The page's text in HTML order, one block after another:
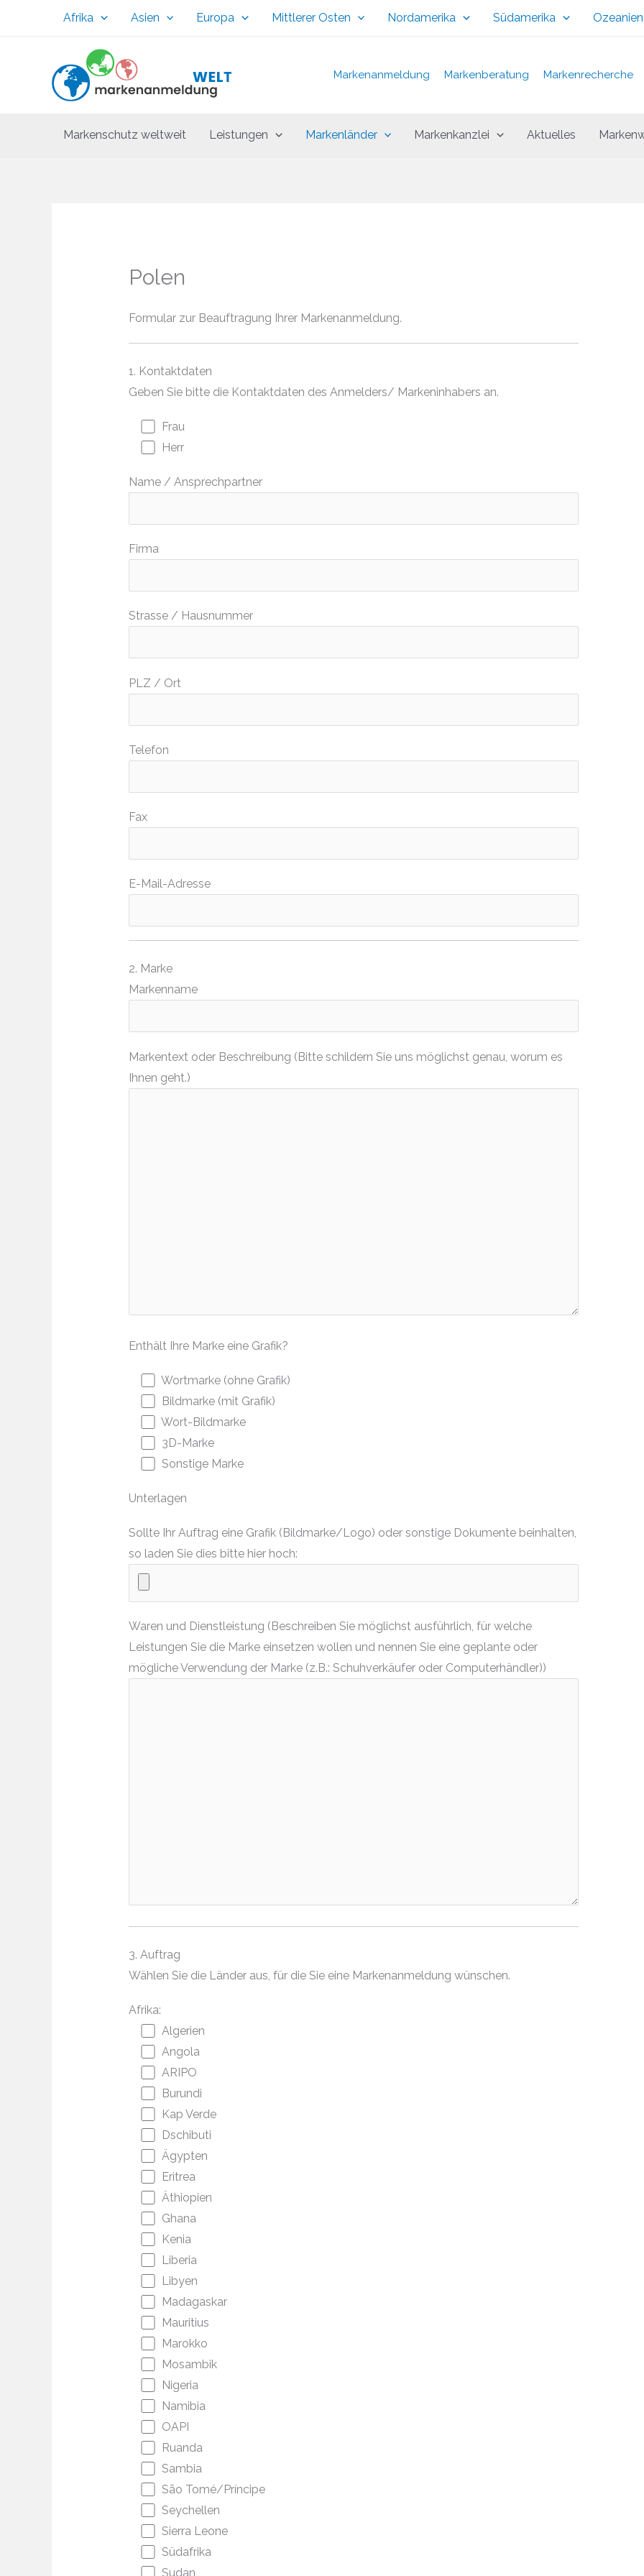
Afrika Asien Europa Mittlerer Osten Nordamerika Südamerika Ozeanien
Markenanmeldung Markenberatung Markenrecherche
Markenschutz weltweit Leistungen Markenländer Markenkanzlei Aktuelles
Polen
Formular zur Beauftragung Ihrer Markenanmeldung.
1. Kontaktdaten
Geben Sie bitte die Kontaktdaten des Anmelders/ Markeninhabers an.
Frau
Herr
Name / Ansprechpartner
Firma
Strasse / Hausnummer
PLZ / Ort
Telefon
Fax
E-Mail-Adresse
2. Marke
Markenname
Markentext oder Beschreibung (Bitte schildern Sie uns möglichst genau, worum es
Ihnen geht.)
Enthält Ihre Marke eine Grafik?
Wortmarke (ohne Grafik)
Bildmarke (mit Grafik)
Wort-Bildmarke
3D-Marke
Sonstige Marke
Unterlagen
Sollte Ihr Auftrag eine Grafik (Bildmarke/Logo) oder sonstige Dokumente beinhalten,
so laden Sie dies bitte hier hoch:
Waren und Dienstleistung (Beschreiben Sie möglichst ausführlich, für welche
Leistungen Sie die Marke einsetzen wollen und nennen Sie eine geplante oder
mögliche Verwendung der Marke (z.B.: Schuhverkäufer oder Computerhändler))
3. Auftrag
Wählen Sie die Länder aus, für die Sie eine Markenanmeldung wünschen.
Afrika:
Algerien
Angola
ARIPO
Burundi
Kap Verde
Dschibuti
Ägypten
Eritrea
Äthiopien
Ghana
Kenia
Liberia
Libyen
Madagaskar
Mauritius
Marokko
Mosambik
Nigeria
Namibia
OAPI
Ruanda
Sambia
São Tomé/Príncipe
Seychellen
Sierra Leone
Südafrika
Sudan